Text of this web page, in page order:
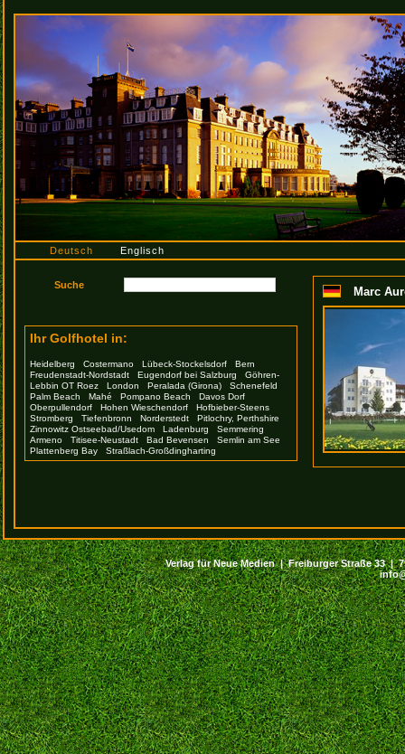
Deutsch Englisch
Ihr Golfhotel in:
Heidelberg Costermano Lübeck-Stockelsdorf
Bern
Freudenstadt-Nordstadt
Eugendorf bei Salzburg
Göhren-
Lebbin OT Roez
London Peralada (Girona)
Schenefeld
Palm Beach
Mahé Pompano Beach
Davos Dorf
Oberpullendorf
Hohen Wieschendorf
Hofbieber-Steens
Stromberg
Tiefenbronn Norderstedt
Pitlochry, Perthshire
Zinnowitz Ostseebad/Usedom
Ladenburg
Semmering
Armeno
Titisee-Neustadt Bad Bevensen
Semlin am See
Plattenberg Bay
Straßlach-Großdingharting
Marc
Verlag für Neue Medien | Freiburger Straße 33 |